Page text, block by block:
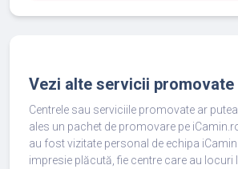
Vezi alte servicii promovate
Centrele sau serviciile promovate ar
ales un pachet de promovare pe
au fost vizitate personal de echipa
impresie plăcută, fie centre care au locuri